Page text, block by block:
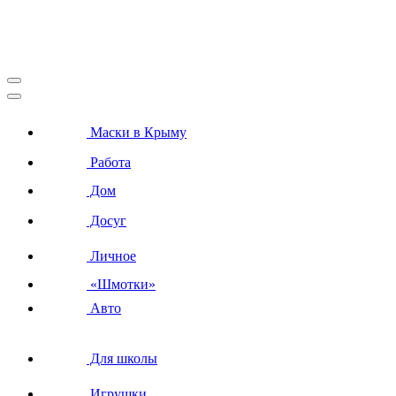
Маски в Крыму
Работа
Дом
Досуг
Личное
«Шмотки»
Авто
Для школы